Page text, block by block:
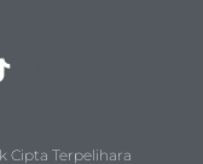
Cipta Terpelihara